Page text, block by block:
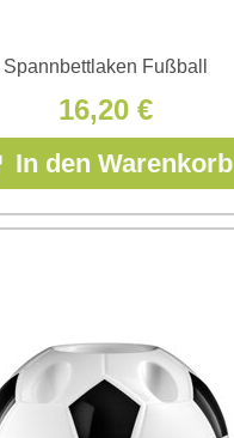
Spannbettlaken Fußball
16,20 €
In den Warenkorb